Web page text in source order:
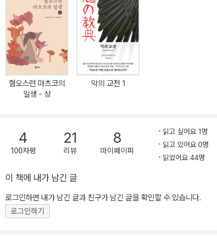
내면의 이중성을 고발한다. 야마모토슈고로상 수상작으로 누쿠이 도
쿠로 소설의 묘미를 즐길 수 있는 최고의 역작이다. “빛이 환할수록
그림자가 짙듯 정의가 있는 곳에 악의가 숨어든다!” 정의를 수호하기
위해 죄를 짓는 자, 악을 벌하기 위해 정의를 이용하는 자! 당신은 어
느 쪽입니까? 차가운 성찰, 날카로운 시선, 뜨거운 인물들… ‘사회파
미스터리’의 매력에 트릭과 반전의 재미를 더하다! 첫 줄을 읽자마자
생각했다. 바로 이 작품이다! _아사다 지로(작가) 한국 독서 시장에서
순을 직시하는 이들 소설들은 대개 트릭을 푸는 것에 초점이 맞추어
진 정통파 추리소설과 구분된다. 특히 지난 3월 사회파 미스터리의
대가 미야베 미유키의 원작을 영화화한 〈화차〉가 개봉하고, 고도성장
면서 사회파 소설은 그 어느 때보다 높은 인기를 누리고 있다. 인간성
에 대한 차가운 성찰, 모순된 사회와 개인의 폐부를 찌르는 깊숙한 시
선, 무조건 미워할 수도 감싸 안을 수도 없는 양날의 인물들… 사회파
혐오스런 마츠코의
일생 - 상
악의 교전 1
4
100자평
21
리뷰
8
마이페이퍼
읽고 싶어요 1명
읽고 있어요 0명
읽었어요 44명
이 책에 내가 남긴 글
로그인하면 내가 남긴 글과 친구가 남긴 글을 확인할 수 있습니다.
로그인하기